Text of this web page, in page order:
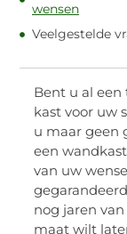
wensen
Veelgestelde
Bent u al
kast voor uw
u maar geen
een
van uw
nog jaren
maat wilt